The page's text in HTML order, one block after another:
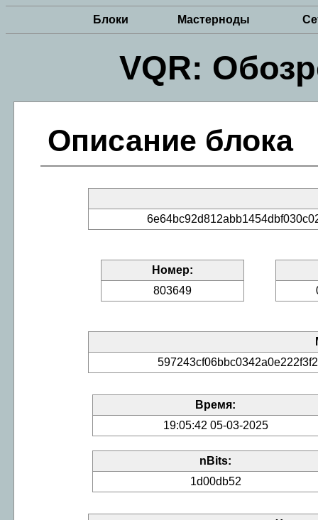
Блоки Мастерноды
VQR:
Описание блока
Номер:
803649
Время:
19:05:42 05-03-2025
nBits:
1d00db52